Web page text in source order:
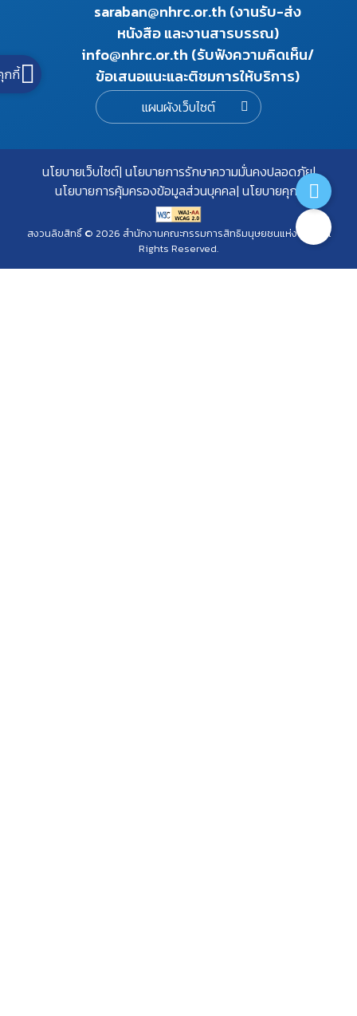
saraban@nhrc.or.th (งานรับ-ส่ง
หนังสือ และงานสารบรรณ)
info@nhrc.or.th (รับฟังความคิดเห็น/
ข้อเสนอแนะและติชมการให้บริการ)
แผนผังเว็บไซต์
นโยบายเว็บไซต์ นโยบายการรักษาความมั่นคงปลอดภัย
นโยบายการคุ้มครองข้อมูลส่วนบุคคล นโยบายคุกกี้
สงวนลิขสิทธิ์ © 2026 สำนักงานคณะกรรมการสิทธิมนุษยชนแห่งชาติ. All
Rights Reserved.
กกี้